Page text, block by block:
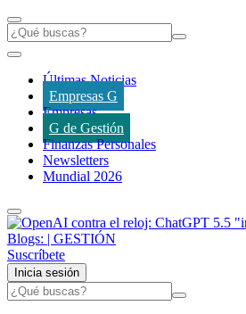
Últimas Noticias
Empresas G
Empresas
G de Gestión
Finanzas Personales
Newsletters
Mundial 2026
Suscríbete
Inicia sesión